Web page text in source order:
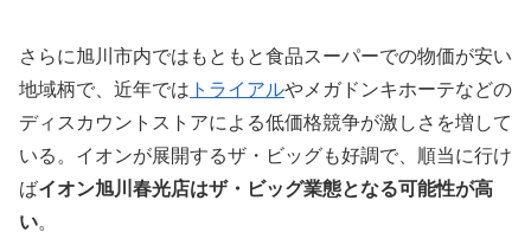
さらに旭川市内ではもともと食品スーパーでの物価が安い
地域柄で、近年では トライアルやメガドンキホーテなどの
ディスカウントストアによる低価格競争が激しさを増して
いる。イオンが展開するザ・ビッグも好調で、順当に行け
ばイオン旭川春光店はザ・ビッグ業態となる可能性が高
い。